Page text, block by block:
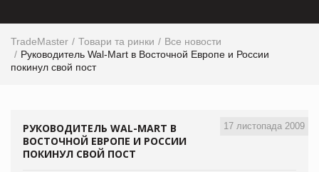
TradeMaster Товари та ринки
Все новости
Руководитель Wal-Mart в Восточной Европе и России
покинул свой пост
17 листопада 2009
РУКОВОДИТЕЛЬ WAL-MART В
ВОСТОЧНОЙ ЕВРОПЕ И РОССИИ
ПОКИНУЛ СВОЙ ПОСТ